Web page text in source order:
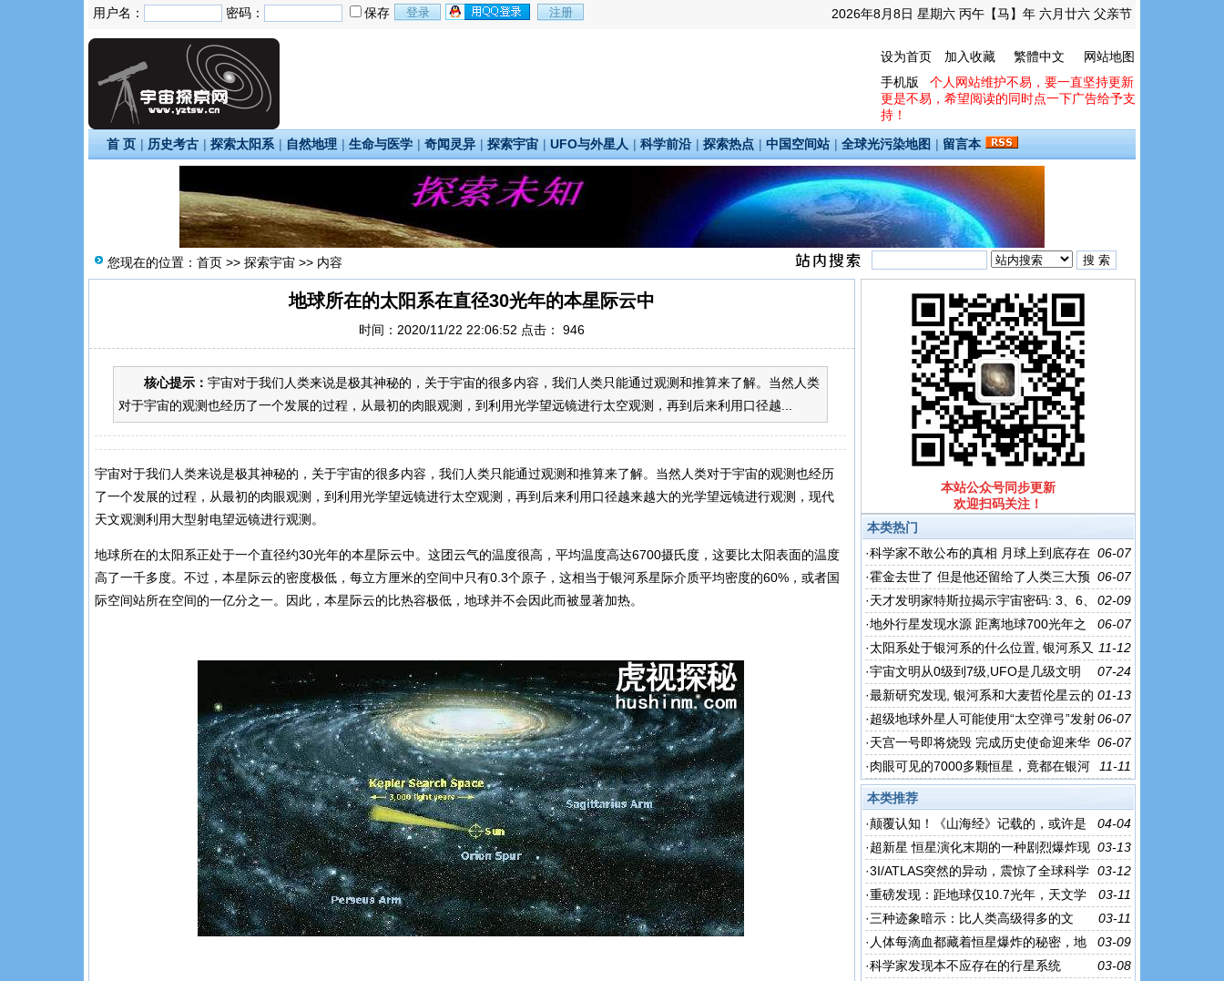
2026年8月8日 星期六 丙午【马】年 六月廿六 父亲节
用户名： 密码： 保存
设为首页 加入收藏 繁體中文
网站地图
手机版
个人网站维护不易，要一直坚持更新
更是不易，希望阅读的同时点一下广告给予支
持！
首 页 | 历史考古 | 探索太阳系 | 自然地理 | 生命与医学 | 奇闻灵异 | 探索宇宙 | UFO与外星人 | 科学前沿 | 探索热点 | 中国空间站 | 全球光污染地图 | 留言本
您现在的位置： 首页 >> 探索宇宙 >> 内容
地球所在的太阳系在直径30光年的本星际云中
时间：2020/11/22 22:06:52 点击： 946
核心提示： 宇宙对于我们人类来说是极其神秘的，关于宇宙的很多内容，我们人类只能通过观测和推算来了解。当然人类
对于宇宙的观测也经历了一个发展的过程，从最初的肉眼观测，到利用光学望远镜进行太空观测，再到后来利用口径越...
宇宙对于我们人类来说是极其神秘的，关于宇宙的很多内容，我们人类只能通过观测和推算来了解。当然人类对于宇宙的观测也经历
了一个发展的过程，从最初的肉眼观测，到利用光学望远镜进行太空观测，再到后来利用口径越来越大的光学望远镜进行观测，现代
天文观测利用大型射电望远镜进行观测。
地球所在的太阳系正处于一个直径约30光年的本星际云中。这团云气的温度很高，平均温度高达6700摄氏度，这要比太阳表面的温度
高了一千多度。不过，本星际云的密度极低，每立方厘米的空间中只有0.3个原子，这相当于银河系星际介质平均密度的60%，或者国
际空间站所在空间的一亿分之一。因此，本星际云的比热容极低，地球并不会因此而被显著加热。
本站公众号同步更新
欢迎扫码关注！
本类热门
06-07
·科学家不敢公布的真相 月球上到底存在
生命吗？
06-07
·霍金去世了 但是他还留给了人类三大预
言！
02-09
·天才发明家特斯拉揭示宇宙密码: 3、6、
9就是万物真相
06-07
·地外行星发现水源 距离地球700光年之
外！
11-12
·太阳系处于银河系的什么位置, 银河系又
处于宇宙中的什么位置?
07-24
·宇宙文明从0级到7级,UFO是几级文明
（有视频）
01-13
·最新研究发现, 银河系和大麦哲伦星云的
史诗级合并, 或已经开始
06-07
·超级地球外星人可能使用“太空弹弓”发射
航天器
06-07
·天宫一号即将烧毁 完成历史使命迎来华
丽谢幕！
11-11
·肉眼可见的7000多颗恒星，竟都在银河
系之内，真实的宇宙有多大？
本类推荐
04-04
·颠覆认知！《山海经》记载的，或许是
另一个地球？
03-13
·超新星 恒星演化末期的一种剧烈爆炸现
象，能瞬间释放巨大能量
03-12
·3I/ATLAS突然的异动，震惊了全球科学
界，外星科技离我们这么近？
03-11
·重磅发现：距地球仅10.7光年，天文学
家发现一颗疑似宜居的行星
03-11
·三种迹象暗示：比人类高级得多的文
明，或许真存在！
03-09
· 人体每滴血都藏着恒星爆炸的秘密，地
球磁场竟是宇宙最稀有护盾?
03-08
·科学家发现本不应存在的行星系统